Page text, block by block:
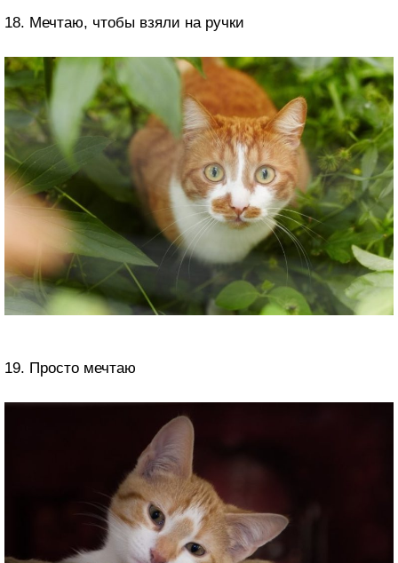
18. Мечтаю, чтобы взяли на ручки
19. Просто мечтаю